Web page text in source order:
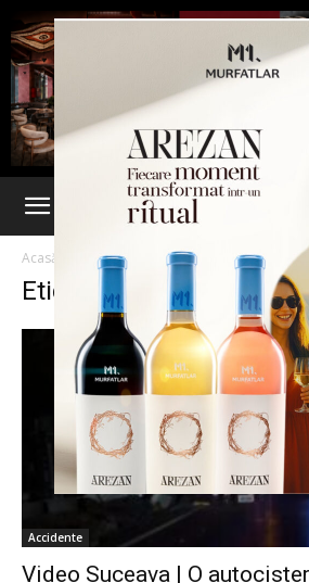
Acasă Etichete Falticeni
Etichetă: Falticeni
Accidente
Video Suceava | O